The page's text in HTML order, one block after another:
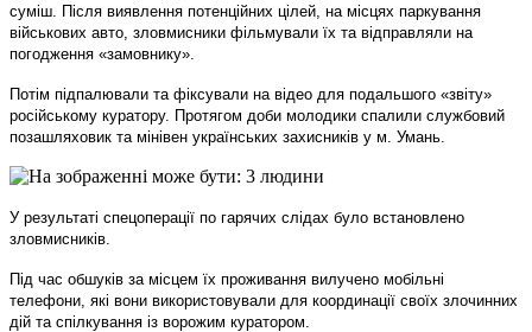
суміш. Після виявлення потенційних цілей, на місцях паркування
військових авто, зловмисники фільмували їх та відправляли на
погодження «замовнику».
Потім підпалювали та фіксували на відео для подальшого «звіту»
російському куратору. Протягом доби молодики спалили службовий
позашляховик та мінівен українських захисників у м. Умань.
У результаті спецоперації по гарячих слідах було встановлено
зловмисників.
Під час обшуків за місцем їх проживання вилучено мобільні
телефони, які вони використовували для координації своїх злочинних
дій та спілкування із ворожим куратором.